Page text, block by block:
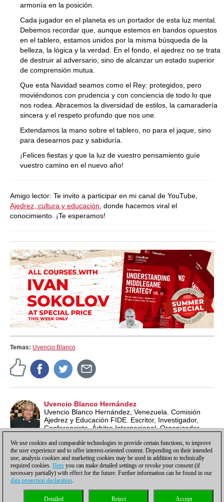
armonía en la posición.
Cada jugador en el planeta es un portador de esta luz mental.
Debemos recordar que, aunque estemos en bandos opuestos
en el tablero, estamos unidos por la misma búsqueda de la
belleza, la lógica y la verdad. En el fondo, el ajedrez no se trata
de destruir al adversario, sino de alcanzar un estado superior
de comprensión mutua.
Que esta Navidad seamos como el Rey: protegidos, pero
moviéndonos con prudencia y con conciencia de todo lo que
nos rodea. Abracemos la diversidad de estilos, la camaradería
sincera y el respeto profundo que nos une.
Extendamos la mano sobre el tablero, no para el jaque, sino
para desearnos paz y sabiduría.
¡Felices fiestas y que la luz de vuestro pensamiento guíe
vuestro camino en el nuevo año!
Amigo lector: Te invito a participar en mi canal de YouTube,
Ajedrez, cultura y educación , donde hacemos viral el
conocimiento. ¡Te esperamos!
Temas: Uvencio Blanco
Uvencio Blanco Hernández
Uvencio Blanco Hernández, Venezuela. Comisión
Ajedrez y Educación FIDE. Escritor, Investigador,
Conferencista, Árbitro Internacional, Organizador
Lead School Instructor FIDE.
Política de privacidad |Para contactar Cookies Management
We use cookies and comparable technologies to provide certain functions, to improve
the user experience and to offer interest-oriented content. Depending on their intended
use, analysis cookies and marketing cookies may be used in addition to technically
required cookies. Here you can make detailed settings or revoke your consent (if
necessary partially) with effect for the future. Further information can be found in our
data protection declaration.
Accept
Reject
Detailed